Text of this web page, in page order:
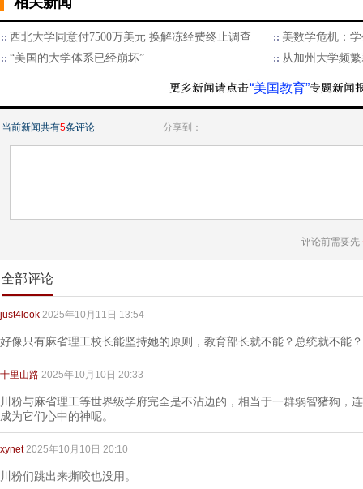
西北大学同意付7500万美元 换解冻经费终止调查
美数学危机：
“美国的大学体系已经崩坏”
从加州大学频
“美国教育”
当前新闻共有5条评论 分享到：
评论前需要先
全部评论
just4look 2025年10月11日 13:54
好像只有麻省理工校长能坚持她的原则，教育部长就不能？总统就不能
十里山路 2025年10月10日 20:33
川粉与麻省理工等世界级学府完全是不沾边的，相当于一群弱智猪狗，
成为它们心中的神呢。
xynet 2025年10月10日 20:10
川粉们跳出来撕咬也没用。